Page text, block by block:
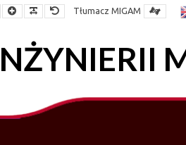
Mniejsza
czcionka
Większa
czcionka
Czytelna
czcionka
Domyślna
czcionka
Tłumacz MIGAM